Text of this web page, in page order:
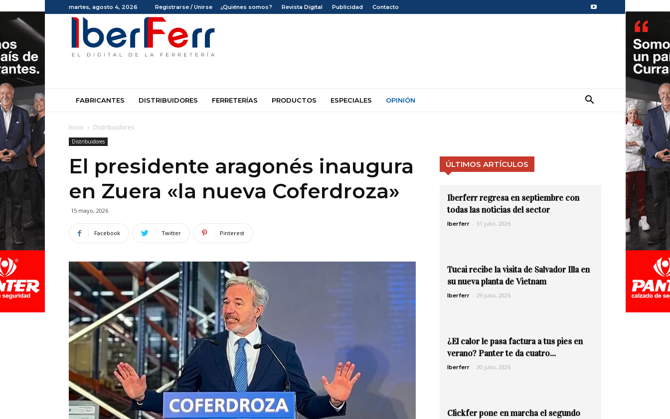
martes, agosto 4, 2026 Registrarse / Unirse ¿Quiénes somos? Revista Digital Publicidad Contacto
Iberferr
FABRICANTES DISTRIBUIDORES FERRETERÍAS PRODUCTOS ESPECIALES OPINIÓN
Inicio Distribuidores
Distribuidores
El presidente aragonés inaugura
en Zuera «la nueva Coferdroza»
15 mayo, 2026
Facebook Twitter Pinterest
ÚLTIMOS ARTÍCULOS
Iberferr regresa en septiembre con
todas las noticias del sector
Iberferr - 31 julio, 2026
Tucai recibe la visita de Salvador Illa en
su nueva planta de Vietnam
Iberferr - 29 julio, 2026
¿El calor le pasa factura a tus pies en
verano? Panter te da cuatro...
Iberferr - 30 julio, 2026
Clickfer pone en marcha el segundo